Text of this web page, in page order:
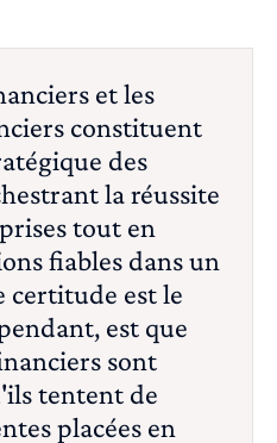
et les
constituent
des
la réussite
tout en
fiables dans un
certitude est le
est que
sont
tentent de
placées en